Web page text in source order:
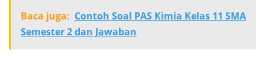
Baca juga: Contoh Soal PAS Kimia Kelas 11 SMA
Semester 2 dan Jawaban